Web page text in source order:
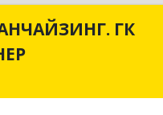
ГК
1С:ФРАНЧАЙЗИНГ.